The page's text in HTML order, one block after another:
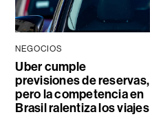
NEGOCIOS
Uber cumple
previsiones de reservas,
pero la competencia en
Brasil ralentiza los viajes